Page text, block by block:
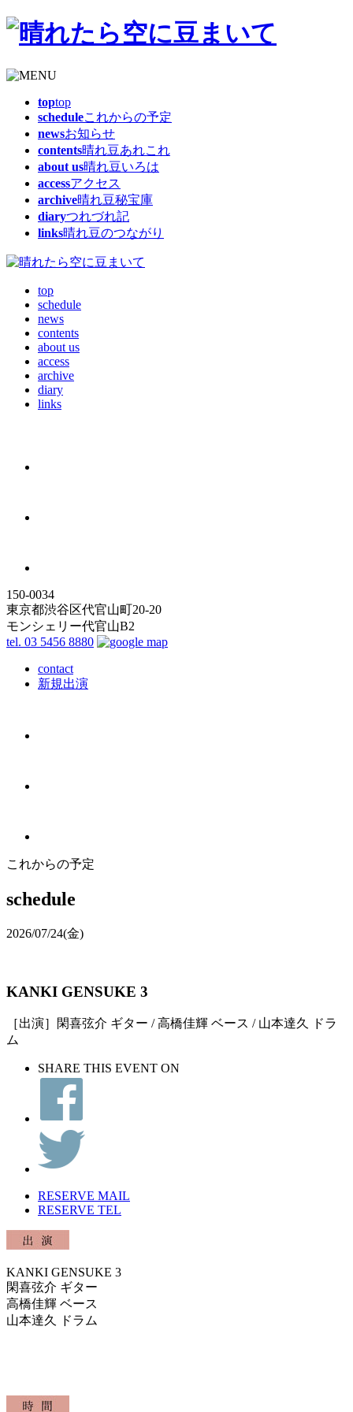
toptop
scheduleこれからの予定
newsお知らせ
contents晴れ豆あれこれ
about us晴れ豆いろは
accessアクセス
archive晴れ豆秘宝庫
diaryつれづれ記
links晴れ豆のつながり
top
schedule
news
contents
about us
access
archive
diary
links
150-0034
東京都渋谷区代官山町20-20
モンシェリー代官山B2
tel. 03 5456 8880
contact
新規出演
これからの予定
schedule
2026/07/24(金)
KANKI GENSUKE 3
［出演］閑喜弦介 ギター / 高橋佳輝 ベース / 山本達久 ドラ
ム
SHARE THIS EVENT ON
RESERVE MAIL
RESERVE TEL
KANKI GENSUKE 3
閑喜弦介 ギター
高橋佳輝 ベース
山本達久 ドラム